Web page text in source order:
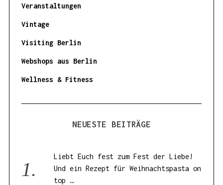
Veranstaltungen
Vintage
Visiting Berlin
Webshops aus Berlin
Wellness & Fitness
NEUESTE BEITRÄGE
Liebt Euch fest zum Fest der Liebe!
Und ein Rezept für Weihnachtspasta on
top …